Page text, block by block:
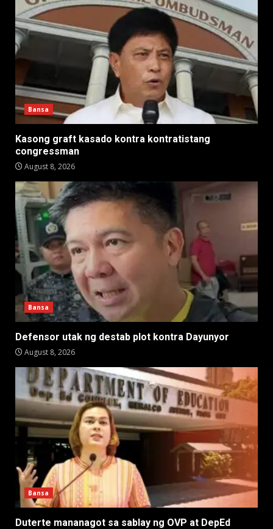
Bansa
Kasong graft kasado kontra kontratistang
congressman
August 8, 2026
Bansa
Defensor utak ng destab plot kontra Dayunyor
August 8, 2026
Bansa
Duterte mananagot sa sablay ng OVP at DepEd